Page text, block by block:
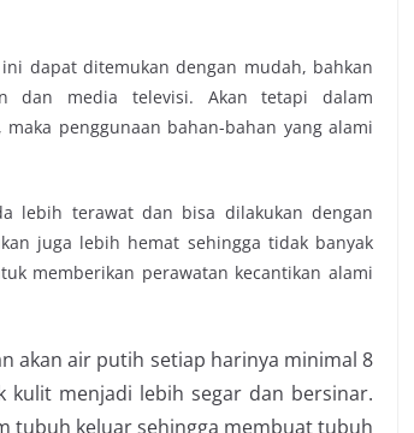
dapat ditemukan dengan mudah, bahkan
dan media televisi. Akan tetapi dalam
, maka penggunaan bahan-bahan yang alami
lebih terawat dan bisa dilakukan dengan
juga lebih hemat sehingga tidak banyak
memberikan perawatan kecantikan alami
akan air putih setiap harinya minimal 8
kulit menjadi lebih segar dan bersinar.
tubuh keluar sehingga membuat tubuh